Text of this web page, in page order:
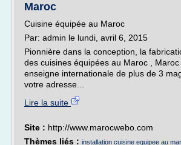
Maroc
Cuisine équipée au Maroc
Par: admin le lundi, avril 6, 2015
Pionnière dans la conception, la
des cuisines équipées au Maroc ,
enseigne internationale de plus de 3
votre adresse...
Lire la suite
Site : http://www.marocwebo.com
Thèmes liés : installation cuisine equipee au